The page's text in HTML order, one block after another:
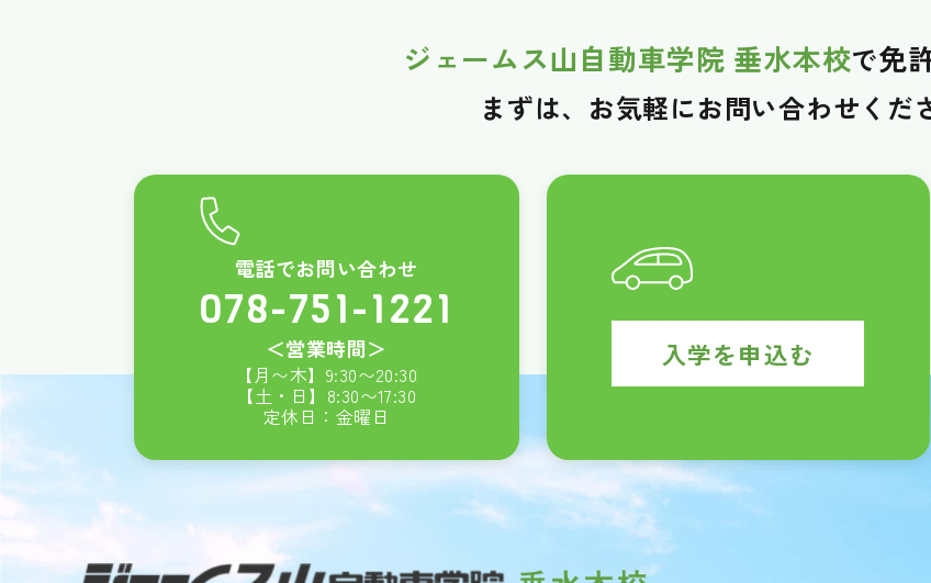
ジェームス山自動車学院 垂水本校で免
まずは、お気軽にお問い合わせくだ
電話でお問い合わせ
078-751-1221
＜営業時間＞
【月〜木】 9:30〜20:30
【土・日】 8:30〜17:30
定休日：金曜日
入学を申込む